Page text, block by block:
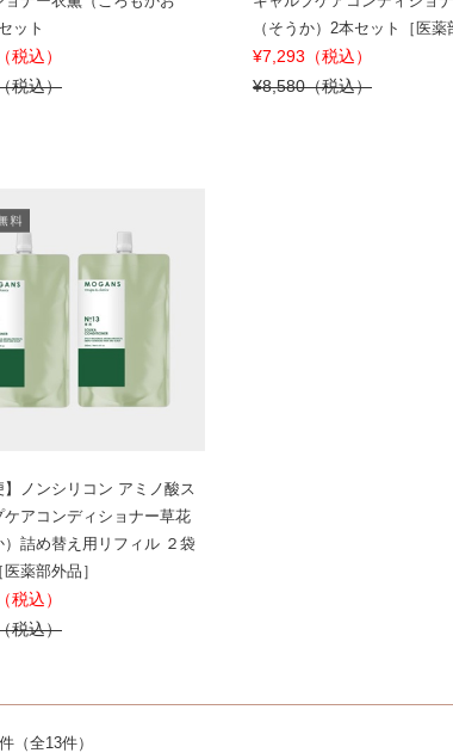
ット
税込）
税込）
（そうか）2本セット［医薬
¥7,293（税込）
¥8,580（税込）
】ノンシリコン アミノ酸ス
ケアコンディショナー草花
）詰め替え用リフィル ２袋
薬部外品］
税込）
税込）
（全13件）